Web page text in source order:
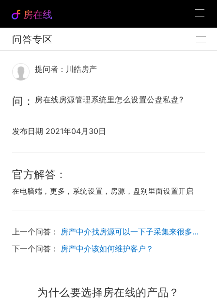
房在线
问答专区
提问者：川皓房产
问： 房在线房源管理系统里怎么设置公盘私盘?
发布日期 2021年04月30日
官方解答：
在电脑端，更多，系统设置，房源，盘别里面设置开启
上一个问答：
房产中介找房源可以一下子采集来很多网站上的房源的软件系统有没有？
下一个问答： 房产中介该如何维护客户？
为什么要选择房在线的产品？